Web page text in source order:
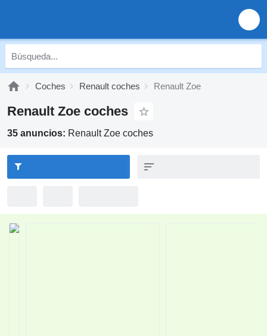
Coches Renault coches Renault Zoe
Renault Zoe coches
35 anuncios: Renault Zoe coches